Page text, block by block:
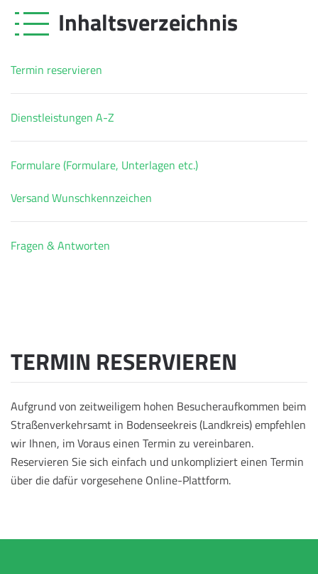
Inhaltsverzeichnis
Termin reservieren
Dienstleistungen A-Z
Formulare (Formulare, Unterlagen etc.)
Versand Wunschkennzeichen
Fragen & Antworten
TERMIN RESERVIEREN
Aufgrund von zeitweiligem hohen Besucheraufkommen beim
Straßenverkehrsamt in Bodenseekreis (Landkreis) empfehlen
wir Ihnen, im Voraus einen Termin zu vereinbaren.
Reservieren Sie sich einfach und unkompliziert einen Termin
über die dafür vorgesehene Online-Plattform.